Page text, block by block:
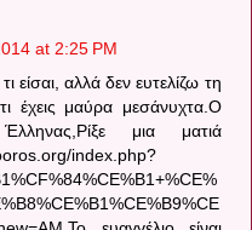
at 2:25 PM
αλλά δεν ευτελίζω τη
έχεις μαύρα μεσάνυχτα.Ο
μια ματιά
index.php?